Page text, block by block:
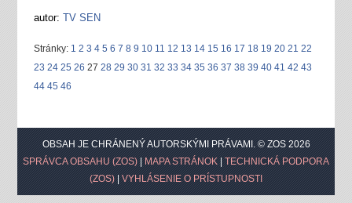
autor: TV SEN
Stránky: 1 2 3 4 5 6 7 8 9 10 11 12 13 14 15 16 17 18 19 20 21 22
23 24 25 26 27 28 29 30 31 32 33 34 35 36 37 38 39 40 41 42 43
44 45 46
OBSAH JE CHRÁNENÝ AUTORSKÝMI PRÁVAMI. © ZOS 2026
SPRÁVCA OBSAHU (ZOS)
MAPA STRÁNOK
TECHNICKÁ PODPORA
(ZOS)
VYHLÁSENIE O PRÍSTUPNOSTI